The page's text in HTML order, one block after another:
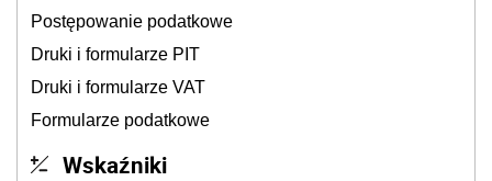
Postępowanie podatkowe
Druki i formularze PIT
Druki i formularze VAT
Formularze podatkowe
Wskaźniki